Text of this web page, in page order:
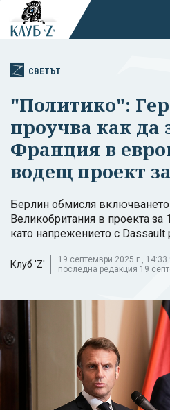
СВЕТЪТ
"Политико":
проучва как да
Франция в
водещ проект
Берлин обмисля
Великобритания в проекта
като напрежението с Dassault
Клуб 'Z'
19 септември 2025 г., 14:33
последна редакция 19